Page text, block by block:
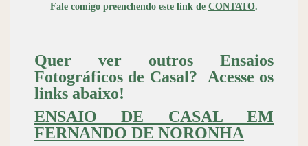
Fale comigo preenchendo este link de CONTATO.
Quer ver outros Ensaios
Fotográficos de Casal? Acesse os
links abaixo!
ENSAIO DE CASAL EM
FERNANDO DE NORONHA